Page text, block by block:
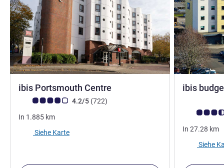
ibis Portsmouth Centre
Note Kundenmeinungen (Bewertung ALL)
4.2/5 (722Bewertungen
)
In 1.885 km
Siehe Karte
ibis
Note
In 27.28 km
Siehe